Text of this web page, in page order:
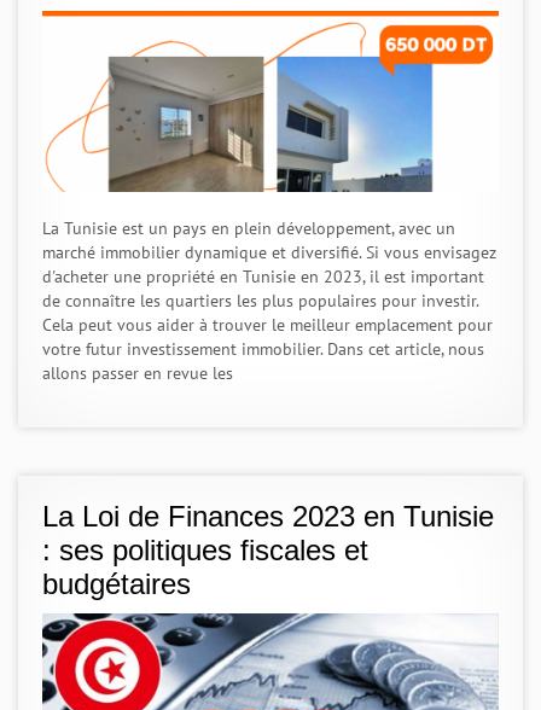
La Tunisie est un pays en plein développement, avec un
marché immobilier dynamique et diversifié. Si vous envisagez
d'acheter une propriété en Tunisie en 2023, il est important
de connaître les quartiers les plus populaires pour investir.
Cela peut vous aider à trouver le meilleur emplacement pour
votre futur investissement immobilier. Dans cet article, nous
allons passer en revue les
La Loi de Finances 2023 en Tunisie
: ses politiques fiscales et
budgétaires